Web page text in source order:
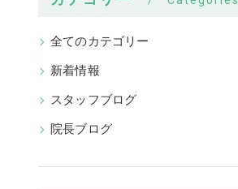
全てのカテゴリー
新着情報
スタッフブログ
院長ブログ